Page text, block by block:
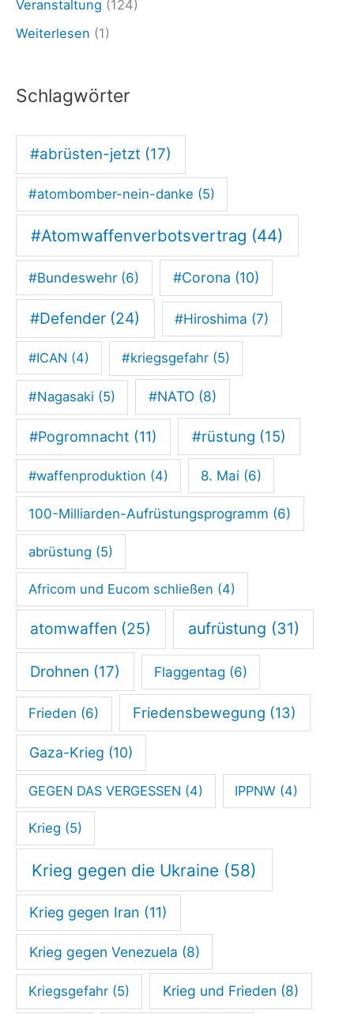
Veranstaltung (124)
Weiterlesen (1)
Schlagwörter
#abrüsten-jetzt (17)
#atombomber-nein-danke (5)
#Atomwaffenverbotsvertrag (44)
#Bundeswehr (6) #Corona (10)
#Defender (24) #Hiroshima (7)
#ICAN (4) #kriegsgefahr(5)
#Nagasaki (5) #NATO(8)
#Pogromnacht (11) #rüstung (15)
#waffenproduktion (4) 8. Mai (6)
100-Milliarden-Aufrüstungsprogramm (6)
abrüstung (5)
Africom und Eucom schließen (4)
atomwaffen (25) aufrüstung (31)
Drohnen (17) Flaggentag (6)
Frieden (6) Friedensbewegung (13)
Gaza-Krieg (10)
GEGEN DAS VERGESSEN (4) IPPNW (4)
Krieg (5)
Krieg gegen die Ukraine (58)
Krieg gegen Iran (11)
Krieg gegen Venezuela (8)
Kriegsgefahr (5) Krieg und Frieden (8)